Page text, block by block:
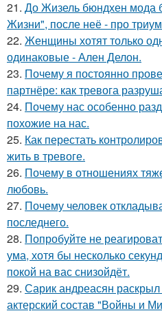
21. До Жизель бюндхен мода
Жизни", после неё - про
22. Женщины хотят только
одинаковые - Ален Делон.
23. Почему я постоянно
партнёре: как тревога
24. Почему нас особенно
похожие на нас.
25. Как перестать
жить в тревоге.
26. Почему в отношениях
любовь.
27. Почему человек
последнего.
28. Попробуйте не
ума, хотя бы несколько
покой на вас снизойдёт.
29. Сарик андреасян
актерский состав "Войны и